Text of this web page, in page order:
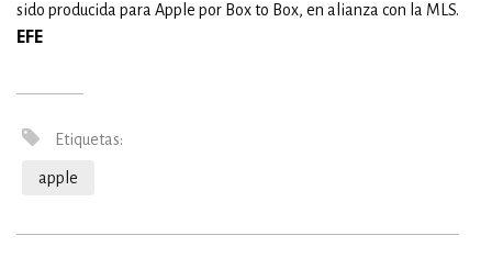
sido producida para Apple por Box to Box, en alianza con la MLS.
EFE
Etiquetas:
apple